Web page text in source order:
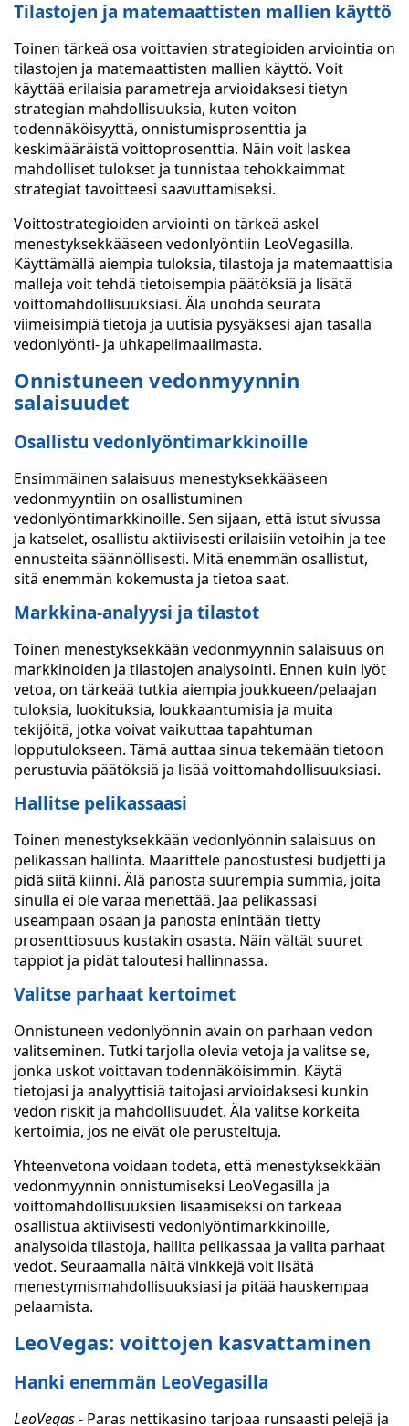
Tilastojen ja matemaattisten mallien käyttö
Toinen tärkeä osa voittavien strategioiden arviointia on
tilastojen ja matemaattisten mallien käyttö. Voit
käyttää erilaisia parametreja arvioidaksesi tietyn
strategian mahdollisuuksia, kuten voiton
todennäköisyyttä, onnistumisprosenttia ja
keskimääräistä voittoprosenttia. Näin voit laskea
mahdolliset tulokset ja tunnistaa tehokkaimmat
strategiat tavoitteesi saavuttamiseksi.
Voittostrategioiden arviointi on tärkeä askel
menestyksekkääseen vedonlyöntiin LeoVegasilla.
Käyttämällä aiempia tuloksia, tilastoja ja matemaattisia
malleja voit tehdä tietoisempia päätöksiä ja lisätä
voittomahdollisuuksiasi. Älä unohda seurata
viimeisimpiä tietoja ja uutisia pysyäksesi ajan tasalla
vedonlyönti- ja uhkapelimaailmasta.
Onnistuneen vedonmyynnin
salaisuudet
Osallistu vedonlyöntimarkkinoille
Ensimmäinen salaisuus menestyksekkääseen
vedonmyyntiin on osallistuminen
vedonlyöntimarkkinoille. Sen sijaan, että istut sivussa
ja katselet, osallistu aktiivisesti erilaisiin vetoihin ja tee
ennusteita säännöllisesti. Mitä enemmän osallistut,
sitä enemmän kokemusta ja tietoa saat.
Markkina-analyysi ja tilastot
Toinen menestyksekkään vedonmyynnin salaisuus on
markkinoiden ja tilastojen analysointi. Ennen kuin lyöt
vetoa, on tärkeää tutkia aiempia joukkueen/pelaajan
tuloksia, luokituksia, loukkaantumisia ja muita
tekijöitä, jotka voivat vaikuttaa tapahtuman
lopputulokseen. Tämä auttaa sinua tekemään tietoon
perustuvia päätöksiä ja lisää voittomahdollisuuksiasi.
Hallitse pelikassaasi
Toinen menestyksekkään vedonlyönnin salaisuus on
pelikassan hallinta. Määrittele panostustesi budjetti ja
pidä siitä kiinni. Älä panosta suurempia summia, joita
sinulla ei ole varaa menettää. Jaa pelikassasi
useampaan osaan ja panosta enintään tietty
prosenttiosuus kustakin osasta. Näin vältät suuret
tappiot ja pidät taloutesi hallinnassa.
Valitse parhaat kertoimet
Onnistuneen vedonlyönnin avain on parhaan vedon
valitseminen. Tutki tarjolla olevia vetoja ja valitse se,
jonka uskot voittavan todennäköisimmin. Käytä
tietojasi ja analyyttisiä taitojasi arvioidaksesi kunkin
vedon riskit ja mahdollisuudet. Älä valitse korkeita
kertoimia, jos ne eivät ole perusteltuja.
Yhteenvetona voidaan todeta, että menestyksekkään
vedonmyynnin onnistumiseksi LeoVegasilla ja
voittomahdollisuuksien lisäämiseksi on tärkeää
osallistua aktiivisesti vedonlyöntimarkkinoille,
analysoida tilastoja, hallita pelikassaa ja valita parhaat
vedot. Seuraamalla näitä vinkkejä voit lisätä
menestymismahdollisuuksiasi ja pitää hauskempaa
pelaamista.
LeoVegas: voittojen kasvattaminen
Hanki enemmän LeoVegasilla
LeoVegas- Paras nettikasino tarjoaa runsaasti pelejä ja